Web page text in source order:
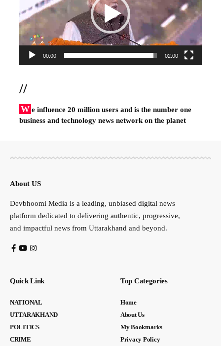
00:00 02:00
//
W e influence 20 million users and is the number one
business and technology news network on the planet
About US
Devbhoomi Media is a leading, unbiased digital news
platform dedicated to delivering authentic, progressive,
and impactful news from Uttarakhand and beyond.
Quick Link
NATIONAL
UTTARAKHAND
POLITICS
CRIME
Top Categories
Home
About Us
My Bookmarks
Privacy Policy